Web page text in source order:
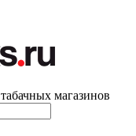
магазинов